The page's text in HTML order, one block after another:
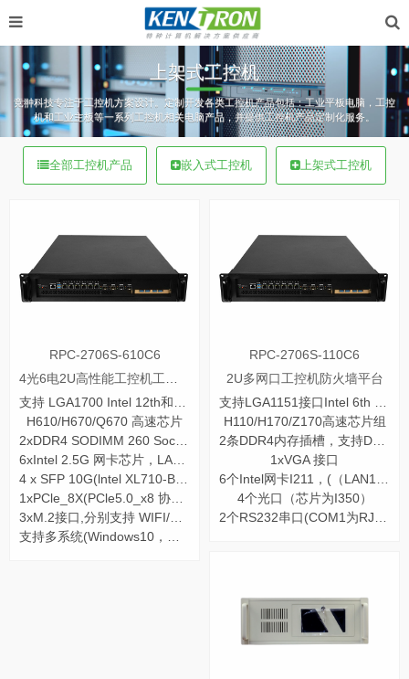
上架式工控机
竞翀科技专注于工控机方案设计。定制开发各类工控机产品包括：工业平板电脑，工控
机和工业主板等一系列工控机相关电脑产品，并提供工控机产品定制化服务。
全部工控机产品 嵌入式工控机 上架式工控机
RPC-2706S-610C6
H610/H670/Q670 高速芯片
2xDDR4 SODIMM 260 Socket 内存插槽最大支持64G
6xIntel 2.5G 网卡芯片，LAN1和LAN2，LAN3和LAN4支持二组Bypass功能
4 x SFP 10G(lntel XL710-BM2,可选2x SFP 10G,Intel X710-BM2)
1xPCle_8X(PCle5.0_x8 协议)扩展卡槽
3xM.2接口,分别支持 WIFI/BT、4G/5G 和NVMe (可选 SATA)协议硬盘
支持多系统(Windows10，Windowsll，Linux)
RPC-2706S-110C6
2U多网口工控机防火墙平台
H110/H170/Z170高速芯片组
2条DDR4内存插槽，支持DDR4 2133/2400Mhz支持双通道
1xVGA 接口
6个Intel网卡I211，(（LAN1和LAN2，LAN3和LAN4支持二组Bypass功能）
4个光口（芯片为I350）
2个RS232串口(COM1为RJ45接口和排针二选一，COM2为排针接口)